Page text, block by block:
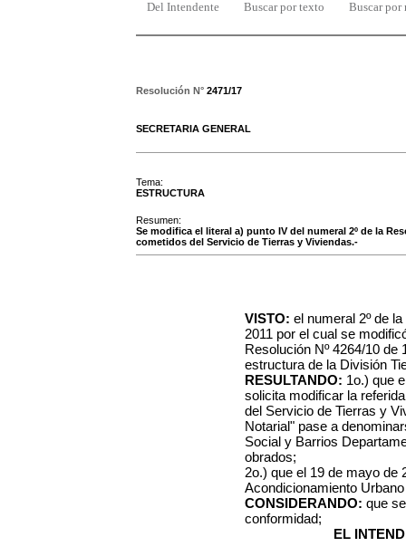
Del Intendente Buscar por texto Buscar por
Resolución N° 2471/17
SECRETARIA GENERAL
Tema:
ESTRUCTURA
Resumen:
Se modifica el literal a) punto IV del numeral 2º de la
cometidos del Servicio de Tierras y Viviendas.-
VISTO: el numeral 2º de
2011 por el cual se
Resolución Nº 4264/10 de
estructura de la División
RESULTANDO: 1o.) que
solicita modificar la
del Servicio de Tierras y
Notarial" pase a
Social y Barrios
obrados;
2o.) que el 19 de mayo de
Acondicionamiento
CONSIDERANDO: que
conformidad;
EL